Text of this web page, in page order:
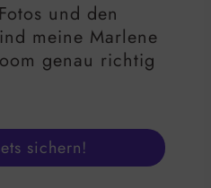
und den
meine Marlene
genau richtig
sichern!